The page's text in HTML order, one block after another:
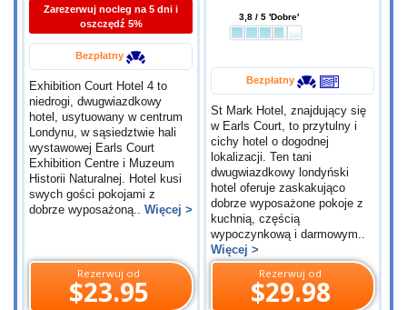
Zarezerwuj nocleg na 5 dni i
oszczędź 5%
Bezpłatny
Exhibition Court Hotel 4 to
niedrogi, dwugwiazdkowy
hotel, usytuowany w centrum
Londynu, w sąsiedztwie hali
wystawowej Earls Court
Exhibition Centre i Muzeum
Historii Naturalnej. Hotel kusi
swych gości pokojami z
dobrze wyposażoną.. Więcej >
Rezerwuj od
$23.95
3,8 / 5 'Dobre'
Bezpłatny
St Mark Hotel, znajdujący się
w Earls Court, to przytulny i
cichy hotel o dogodnej
lokalizacji. Ten tani
dwugwiazdkowy londyński
hotel oferuje zaskakująco
dobrze wyposażone pokoje z
kuchnią, częścią
wypoczynkową i darmowym..
Więcej >
Rezerwuj od
$29.98